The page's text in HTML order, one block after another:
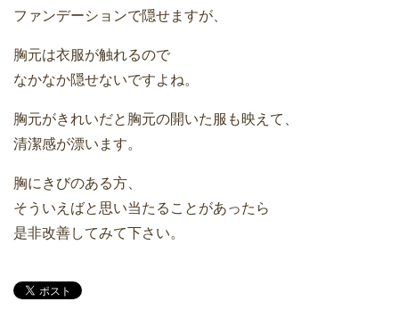
ファンデーションで隠せますが、
胸元は衣服が触れるので
なかなか隠せないですよね。
胸元がきれいだと胸元の開いた服も映えて、
清潔感が漂います。
胸にきびのある方、
そういえばと思い当たることがあったら
是非改善してみて下さい。